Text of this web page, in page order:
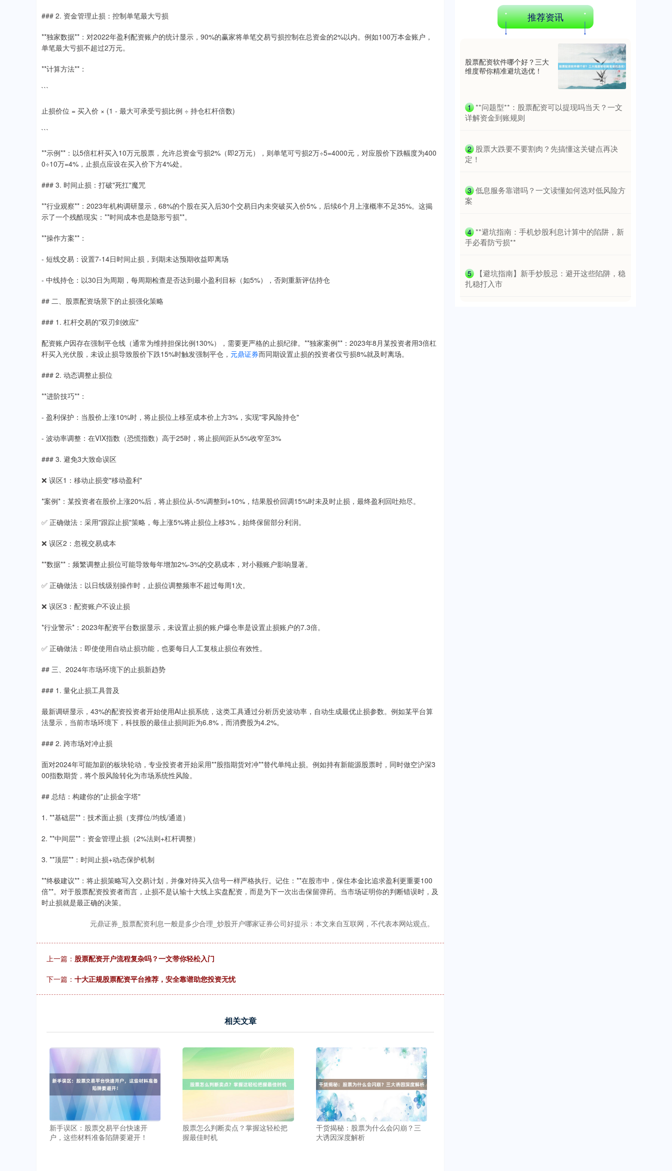
### 2. 资金管理止损：控制单笔最大亏损
**独家数据**：对2022年盈利配资账户的统计显示，90%的赢家将单笔交易亏损控制在总资金的2%以内。例如100万本金账户，
单笔最大亏损不超过2万元。
**计算方法**：
```
止损价位 = 买入价 × (1 - 最大可承受亏损比例 ÷ 持仓杠杆倍数)
```
**示例**：以5倍杠杆买入10万元股票，允许总资金亏损2%（即2万元），则单笔可亏损2万÷5=4000元，对应股价下跌幅度为400
0÷10万=4%，止损点应设在买入价下方4%处。
### 3. 时间止损：打破"死扛"魔咒
**行业观察**：2023年机构调研显示，68%的个股在买入后30个交易日内未突破买入价5%，后续6个月上涨概率不足35%。这揭
示了一个残酷现实：**时间成本也是隐形亏损**。
**操作方案**：
- 短线交易：设置7-14日时间止损，到期未达预期收益即离场
- 中线持仓：以30日为周期，每周期检查是否达到最小盈利目标（如5%），否则重新评估持仓
## 二、股票配资场景下的止损强化策略
### 1. 杠杆交易的"双刃剑效应"
配资账户因存在强制平仓线（通常为维持担保比例130%），需要更严格的止损纪律。**独家案例**：2023年8月某投资者用3倍杠
杆买入光伏股，未设止损导致股价下跌15%时触发强制平仓， 元鼎证券而同期设置止损的投资者仅亏损8%就及时离场。
### 2. 动态调整止损位
**进阶技巧**：
- 盈利保护：当股价上涨10%时，将止损位上移至成本价上方3%，实现"零风险持仓"
- 波动率调整：在VIX指数（恐慌指数）高于25时，将止损间距从5%收窄至3%
### 3. 避免3大致命误区
❌ 误区1：移动止损变"移动盈利"
*案例*：某投资者在股价上涨20%后，将止损位从-5%调整到+10%，结果股价回调15%时未及时止损，最终盈利回吐殆尽。
✅ 正确做法：采用"跟踪止损"策略，每上涨5%将止损位上移3%，始终保留部分利润。
❌ 误区2：忽视交易成本
**数据**：频繁调整止损位可能导致每年增加2%-3%的交易成本，对小额账户影响显著。
✅ 正确做法：以日线级别操作时，止损位调整频率不超过每周1次。
❌ 误区3：配资账户不设止损
*行业警示*：2023年配资平台数据显示，未设置止损的账户爆仓率是设置止损账户的7.3倍。
✅ 正确做法：即使使用自动止损功能，也要每日人工复核止损位有效性。
## 三、2024年市场环境下的止损新趋势
### 1. 量化止损工具普及
最新调研显示，43%的配资投资者开始使用AI止损系统，这类工具通过分析历史波动率，自动生成最优止损参数。例如某平台算
法显示，当前市场环境下，科技股的最佳止损间距为6.8%，而消费股为4.2%。
### 2. 跨市场对冲止损
面对2024年可能加剧的板块轮动，专业投资者开始采用**股指期货对冲**替代单纯止损。例如持有新能源股票时，同时做空沪深3
00指数期货，将个股风险转化为市场系统性风险。
## 总结：构建你的"止损金字塔"
1. **基础层**：技术面止损（支撑位/均线/通道）
2. **中间层**：资金管理止损（2%法则+杠杆调整）
3. **顶层**：时间止损+动态保护机制
**终极建议**：将止损策略写入交易计划，并像对待买入信号一样严格执行。记住：**在股市中，保住本金比追求盈利更重要100
倍**。对于股票配资投资者而言，止损不是认输十大线上实盘配资，而是为下一次出击保留弹药。当市场证明你的判断错误时，及
时止损就是最正确的决策。
元鼎证券_股票配资利息一般是多少合理_炒股开户哪家证券公司好提示：本文来自互联网，不代表本网站观点。
上一篇： 股票配资开户流程复杂吗？一文带你轻松入门
下一篇： 十大正规股票配资平台推荐，安全靠谱助您投资无忧
相关文章
新手误区：股票交易平台快速开
户，这些材料准备陷阱要避开！
股票怎么判断卖点？掌握这轻松把
握最佳时机
干货揭秘：股票为什么会闪崩？三
大诱因深度解析
北证50 1129.72 +6.84 +0.61%
基金指数 7236.70 +6.90 +0.10%
推荐资讯
股票配资软件哪个好？三大
维度帮你精准避坑选优！
1 ​**问题型**：股票配资可以提现吗当天？一文
详解资金到账规则
2 ​股票大跌要不要割肉？先搞懂这关键点再决
定！
3 ​低息服务靠谱吗？一文读懂如何选对低风险方
案
4 ​**避坑指南：手机炒股利息计算中的陷阱，新
手必看防亏损**
5
​【避坑指南】新手炒股忌：避开这些陷阱，稳
扎稳打入市